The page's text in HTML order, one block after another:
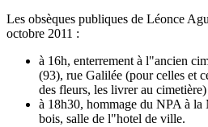
Les obsèques publiques de Léonce
octobre 2011 :
à 16h, enterrement à l"ancien
(93), rue Galilée (pour celles et
des fleurs, les livrer au cimetière)
à 18h30, hommage du NPA à
bois, salle de l"hotel de ville.